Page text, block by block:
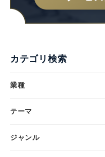
カテゴリ検索
業種
テーマ
ジャンル